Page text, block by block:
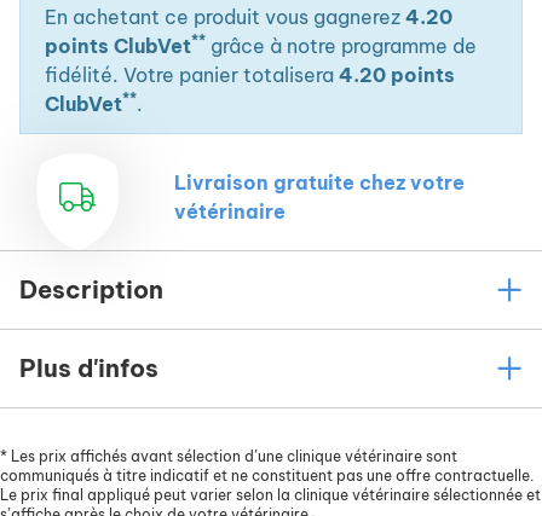
Favorise une croissance optimale
Renforce la solidité des os et des dents
En achetant ce produit vous gagnerez 4.20
points ClubVet** grâce à notre programme de
fidélité. Votre panier totalisera 4.20 points
ClubVet**.
Livraison gratuite chez votre
vétérinaire
Description
Plus d'infos
* Les prix affichés avant sélection d’une clinique vétérinaire sont
communiqués à titre indicatif et ne constituent pas une offre contractuelle.
Le prix final appliqué peut varier selon la clinique vétérinaire sélectionnée et